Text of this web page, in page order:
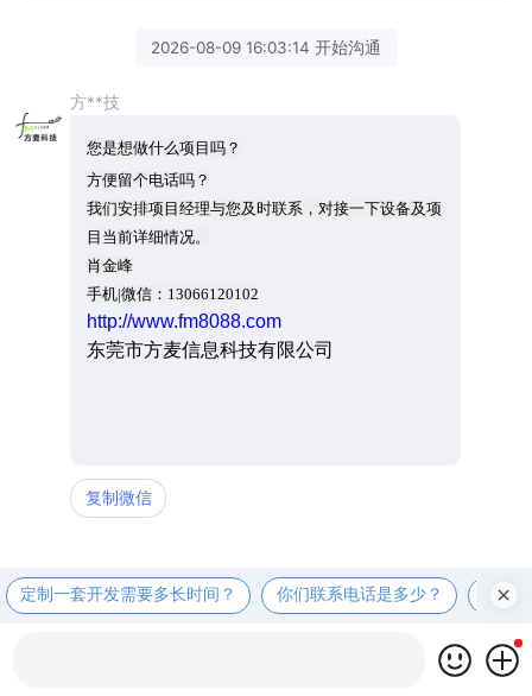
2026-08-09 16:03:14 开始沟通
方**技
您是想做什么项目吗？
方便留个电话吗？
我们安排项目经理与您及时联系，对接一下设备及项
目当前详细情况。
肖金峰
手机|微信：13066120102
http://www.fm8088.com
东莞市方麦信息科技有限公司
复制微信
定制一套开发需要多长时间？ 你们联系电话是多少？ 定制